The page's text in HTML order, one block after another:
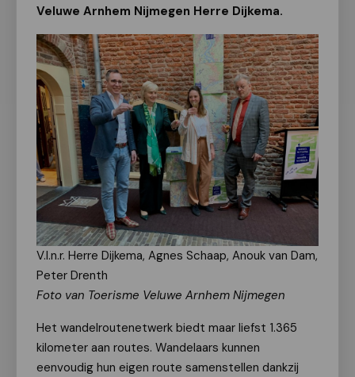
Veluwe Arnhem Nijmegen Herre Dijkema.
V.l.n.r. Herre Dijkema, Agnes Schaap, Anouk van Dam,
Peter Drenth
Foto van Toerisme Veluwe Arnhem Nijmegen
Het wandelroutenetwerk biedt maar liefst 1.365
kilometer aan routes. Wandelaars kunnen
eenvoudig hun eigen route samenstellen dankzij